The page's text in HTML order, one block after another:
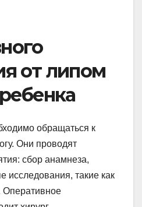
от липом
обращаться к
Они проводят
сбор анамнеза,
исследования, такие как
Оперативное